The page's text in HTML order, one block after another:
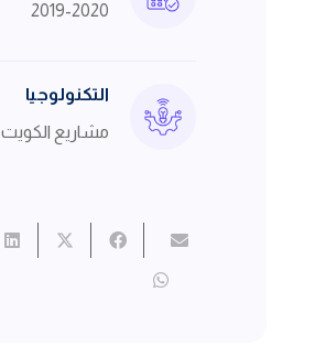
2019-2020
التكنولوجيا
مشاريع الكويت